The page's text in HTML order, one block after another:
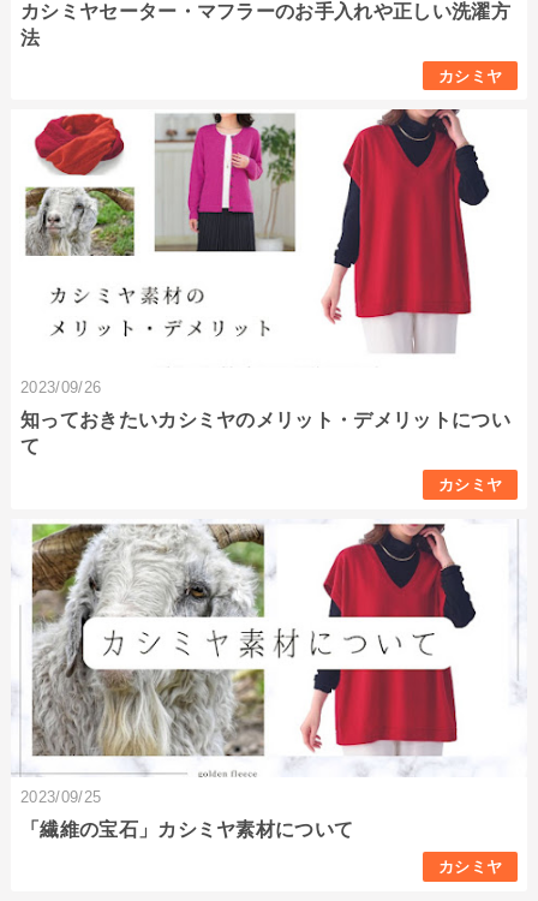
カシミヤセーター・マフラーのお手入れや正しい洗濯方
法
カシミヤ
2023/09/26
知っておきたいカシミヤのメリット・デメリットについ
て
カシミヤ
2023/09/25
「繊維の宝石」カシミヤ素材について
カシミヤ